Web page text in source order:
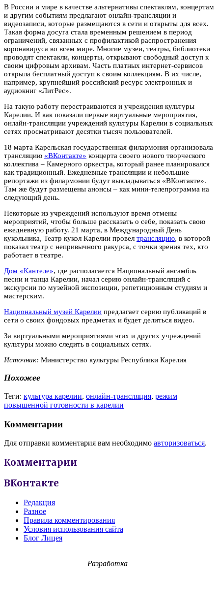
В России и мире в качестве альтернативы спектаклям, концертам
и другим событиям предлагают онлайн-трансляции и
видеозаписи, которые размещаются в сети и открыты для всех.
Такая форма досуга стала временным решением в период
ограничений, связанных с профилактикой распространения
коронавируса во всем мире. Многие музеи, театры, библиотеки
проводят спектакли, концерты, открывают свободный доступ к
своим цифровым архивам. Часть платных интернет-сервисов
открыла бесплатный доступ к своим коллекциям. В их числе,
например, крупнейший российский ресурс электронных и
аудиокниг «ЛитРес».
На такую работу перестраиваются и учреждения культуры
Карелии. И как показали первые виртуальные мероприятия,
онлайн-трансляции учреждений культуры Карелии в социальных
сетях просматривают десятки тысяч пользователей.
18 марта Карельская государственная филармония организовала
трансляцию «ВКонтакте» концерта своего нового творческого
коллектива – Камерного оркестра, который ранее планировался
как традиционный. Ежедневные трансляции и небольшие
репортажи из филармонии будут выкладываться «ВКонтакте».
Там же будут размещены анонсы – как мини-телепрограмма на
следующий день.
Некоторые из учреждений используют время отмены
мероприятий, чтобы больше рассказать о себе, показать свою
ежедневную работу. 21 марта, в Международный День
кукольника, Театр кукол Карелии провел трансляцию, в которой
показал театр с непривычного ракурса, с точки зрения тех, кто
работает в театре.
Дом «Кантеле», где располагается Национальный ансамбль
песни и танца Карелии, начал серию онлайн-трансляций с
экскурсии по музейной экспозиции, репетиционным студиям и
мастерским.
Национальный музей Карелии предлагает серию публикаций в
сети о своих фондовых предметах и будет делиться видео.
За виртуальными мероприятиями этих и других учреждений
культуры можно следить в социальных сетях.
Источник: Министерство культуры Республики Карелия
Похожее
Теги: культура карелии, онлайн-трансляция, режим
повышенной готовности в карелии
Комментарии
Для отправки комментария вам необходимо авторизоваться.
Комментарии
ВКонтакте
Редакция
Разное
Правила комментирования
Условия использования сайта
Блог Лицея
Разработка